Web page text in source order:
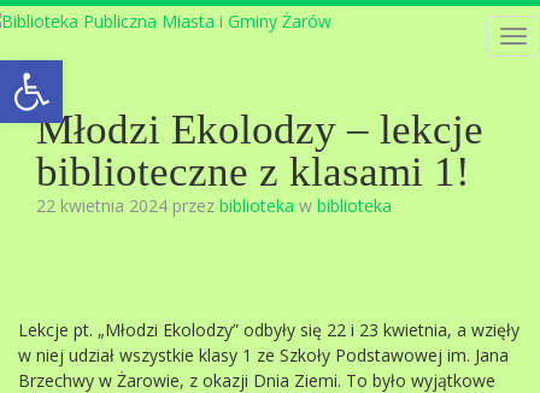
Open toolbar
Młodzi Ekolodzy – lekcje
biblioteczne z klasami 1!
22 kwietnia 2024 przez biblioteka w biblioteka
Lekcje pt. „Młodzi Ekolodzy” odbyły się 22 i 23 kwietnia, a wzięły
w niej udział wszystkie klasy 1 ze Szkoły Podstawowej im. Jana
Brzechwy w Żarowie, z okazji Dnia Ziemi. To było wyjątkowe